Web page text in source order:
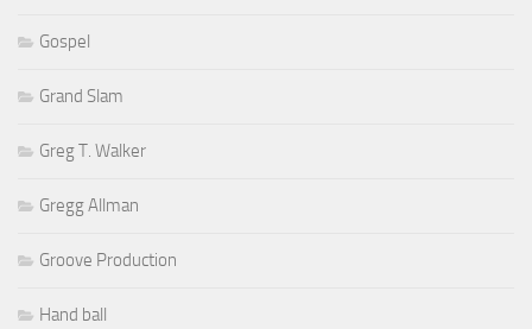
Gospel
Grand Slam
Greg T. Walker
Gregg Allman
Groove Production
Hand ball